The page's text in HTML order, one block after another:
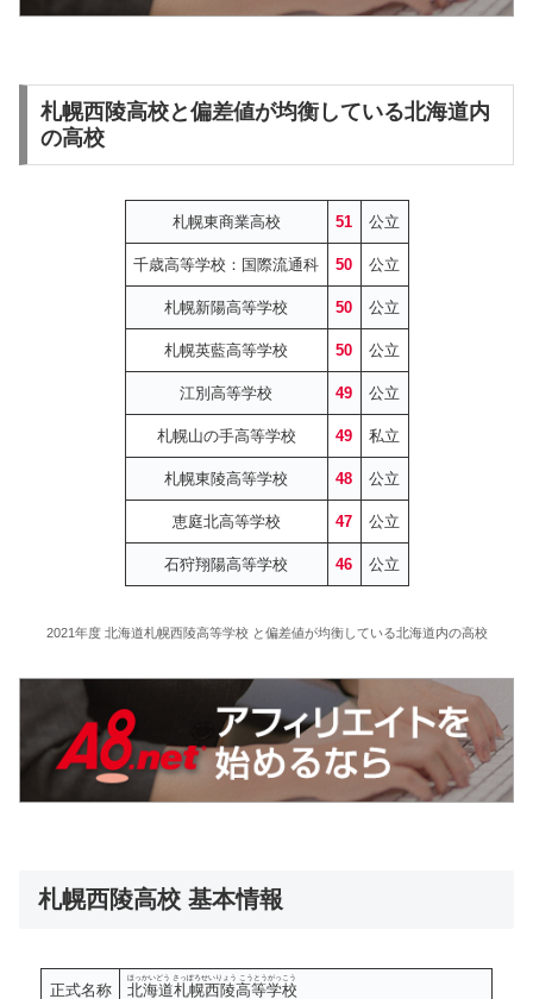
札幌西陵高校と偏差値が均衡している北海道内
の高校
札幌東商業高校 51 公立
千歳高等学校：国際流通科 50 公立
札幌新陽高等学校 50 公立
札幌英藍高等学校 50 公立
江別高等学校 49 公立
札幌山の手高等学校 49 私立
札幌東陵高等学校 48 公立
恵庭北高等学校 47 公立
石狩翔陽高等学校 46 公立
2021年度 北海道札幌西陵高等学校 と偏差値が均衡している北海道内の高校
札幌西陵高校 基本情報
正式名称 北海道札幌西陵高等学校
ほっかいどう さっぽろせいりょう こうとうがっこう